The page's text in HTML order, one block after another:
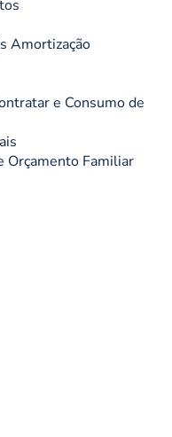
Amortização
e Consumo de
Orçamento Familiar